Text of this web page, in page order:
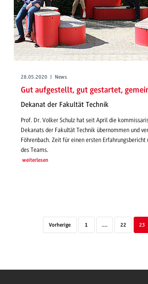
28.05.2020 | News
Gut aufgestellt, gut gestartet,
Dekanat der Fakultät Technik
Prof. Dr. Volker Schulz hat seit April die
Dekanats der Fakultät Technik übernommen und
Föhrenbach. Zeit für einen ersten
des Teams.
weiterlesen
Vorherige 1 .... 22 23